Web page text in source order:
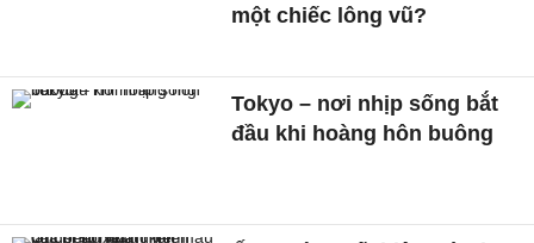
một chiếc lông vũ?
Tokyo – nơi nhịp sống bắt
đầu khi hoàng hôn buông